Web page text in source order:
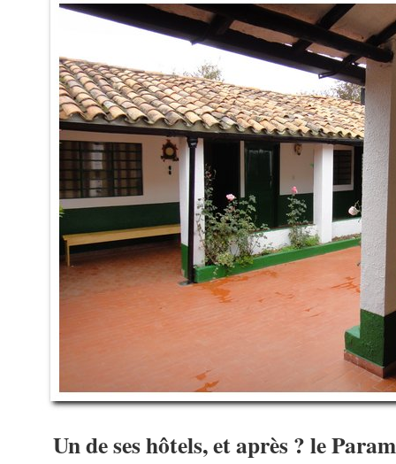
Un de ses hôtels, et après ? le